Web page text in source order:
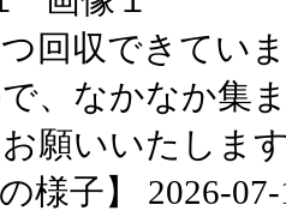
回収できてい
、なかなか集
願いいたしま
の様子】 2026-